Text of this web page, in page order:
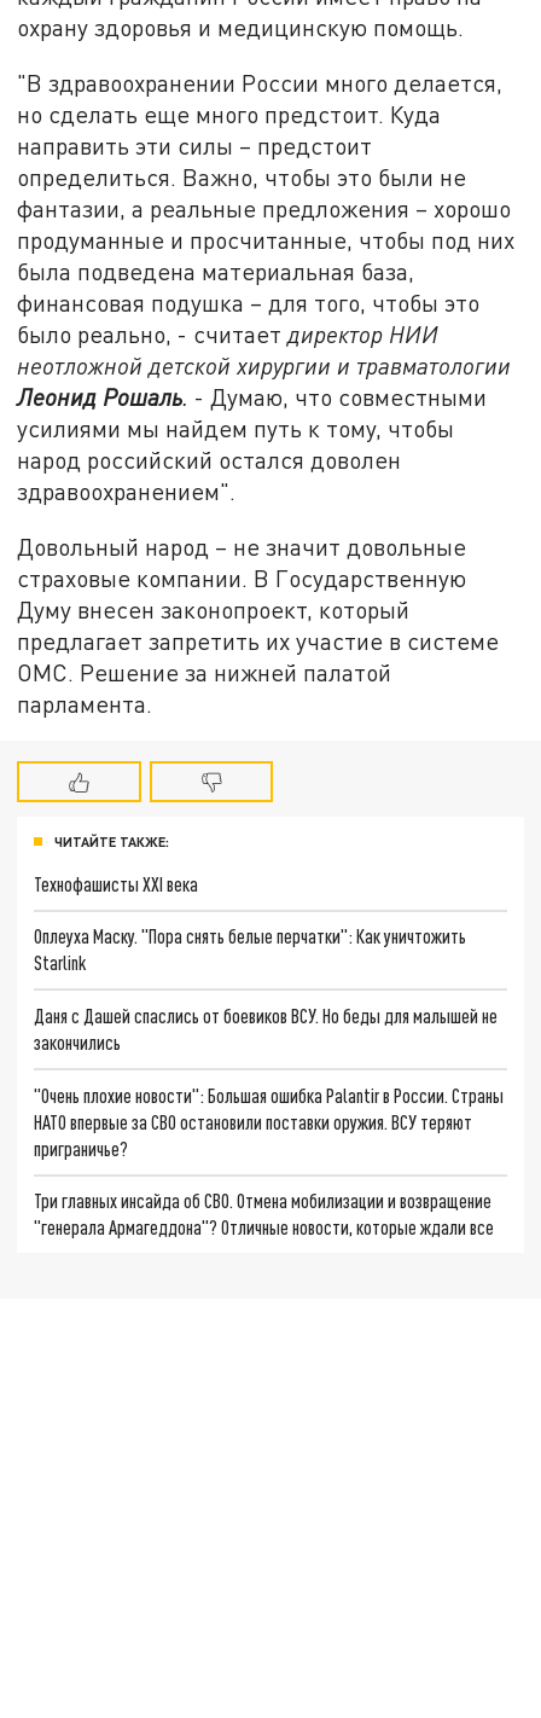
охрану здоровья и медицинскую помощь.
"В здравоохранении России много делается,
но сделать еще много предстоит. Куда
направить эти силы – предстоит
определиться. Важно, чтобы это были не
фантазии, а реальные предложения – хорошо
продуманные и просчитанные, чтобы под них
была подведена материальная база,
финансовая подушка – для того, чтобы это
было реально, - считаетдиректор НИИ
неотложной детской хирургии и травматологии
Леонид Рошаль. - Думаю, что совместными
усилиями мы найдем путь к тому, чтобы
народ российский остался доволен
здравоохранением".
Довольный народ – не значит довольные
страховые компании. В Государственную
Думу внесен законопроект, который
предлагает запретить их участие в системе
ОМС. Решение за нижней палатой
парламента.
ЧИТАЙТЕ ТАКЖЕ:
Технофашисты XXI века
Оплеуха Маску. "Пора снять белые перчатки": Как уничтожить
Starlink
Даня с Дашей спаслись от боевиков ВСУ. Но беды для малышей не
закончились
"Очень плохие новости": Большая ошибка Palantir в России. Страны
НАТО впервые за СВО остановили поставки оружия. ВСУ теряют
приграничье?
Три главных инсайда об СВО. Отмена мобилизации и возвращение
"генерала Армагеддона"? Отличные новости, которые ждали все